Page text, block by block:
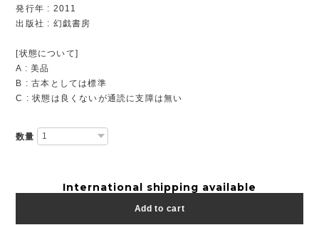
発行年 : 2011
出版社 : 幻戯書房
[状態について]
A : 美品
B : 古本としては標準
C : 状態は良くないが通読に支障は無い
数量
International shipping available
Add to cart